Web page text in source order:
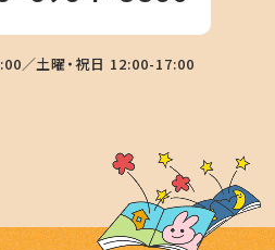
／土曜・祝日 12:00-17:00